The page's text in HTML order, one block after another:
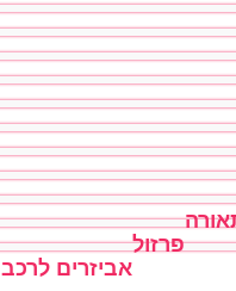
פרזול
אביזרים לרכב